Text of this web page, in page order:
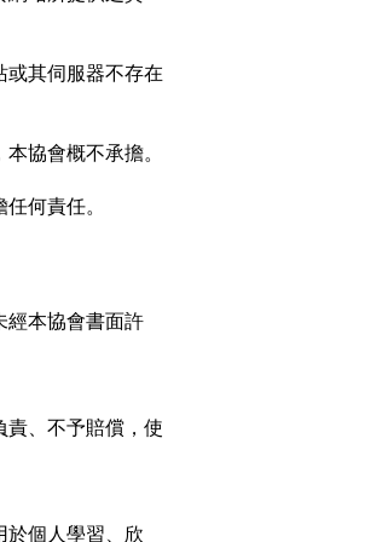
其伺服器不存在
協會概不承擔。
何責任。
經本協會書面許
、不予賠償，使
於個人學習、欣